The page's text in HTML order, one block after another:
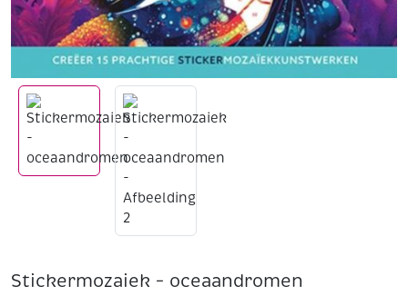
Stickermozaiek – oceaandromen